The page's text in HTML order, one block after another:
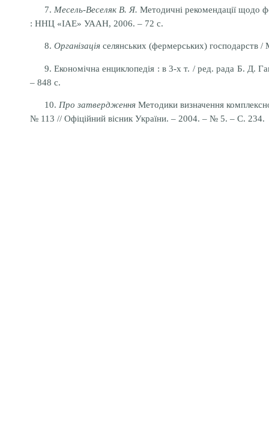
7. Месель-Веселяк В. Я. Методичні рекомендації щодо
: ННЦ «ІАЕ» УААН, 2006. – 72 с.
8. Організаціяселянських (фермерських)
9. Економічна енциклопедія : в 3-х т. / ред. рада Б. Д.
– 848 с.
10. Про затвердження Методики визначення
№ 113 // Офіційний вісник України. – 2004. – № 5. – С. 234.